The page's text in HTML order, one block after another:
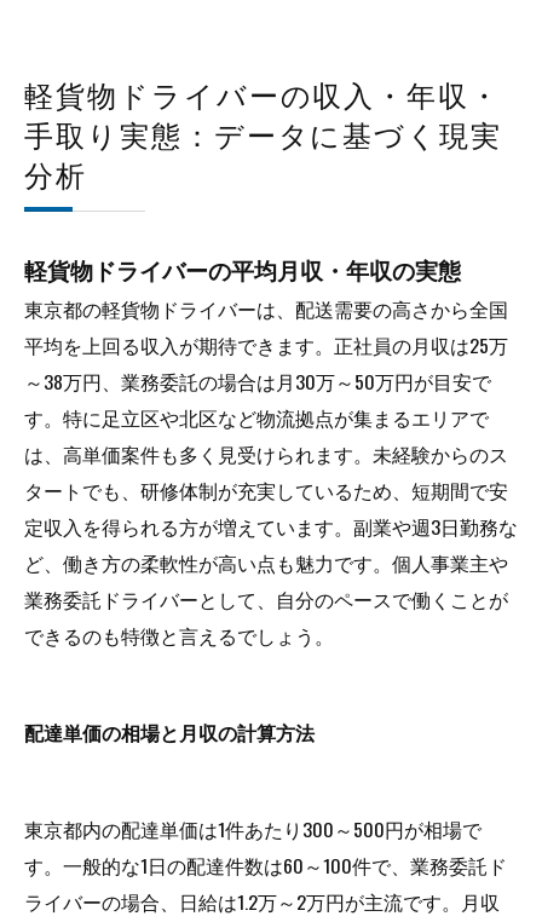
軽貨物ドライバーの収入・年収・
手取り実態：データに基づく現実
分析
軽貨物ドライバーの平均月収・年収の実態
東京都の軽貨物ドライバーは、配送需要の高さから全国
平均を上回る収入が期待できます。正社員の月収は25万
～38万円、業務委託の場合は月30万～50万円が目安で
す。特に足立区や北区など物流拠点が集まるエリアで
は、高単価案件も多く見受けられます。未経験からのス
タートでも、研修体制が充実しているため、短期間で安
定収入を得られる方が増えています。副業や週3日勤務な
ど、働き方の柔軟性が高い点も魅力です。個人事業主や
業務委託ドライバーとして、自分のペースで働くことが
できるのも特徴と言えるでしょう。
配達単価の相場と月収の計算方法
東京都内の配達単価は1件あたり300～500円が相場で
す。一般的な1日の配達件数は60～100件で、業務委託ド
ライバーの場合、日給は1.2万～2万円が主流です。月収